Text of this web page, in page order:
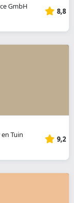
GmbH
8,8
Tuin
9,2